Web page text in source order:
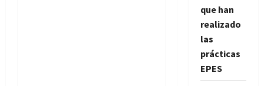
que han
realizado
las
prácticas
EPES